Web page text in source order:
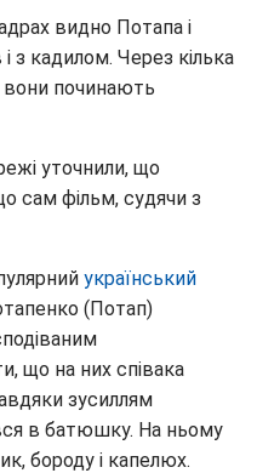
видно Потапа і
з кадилом. Через кілька
вони починають
уточнили, що
сам фільм, судячи з
український
(Потап)
що на них співака
зусиллям
в батюшку. На ньому
бороду і капелюх.